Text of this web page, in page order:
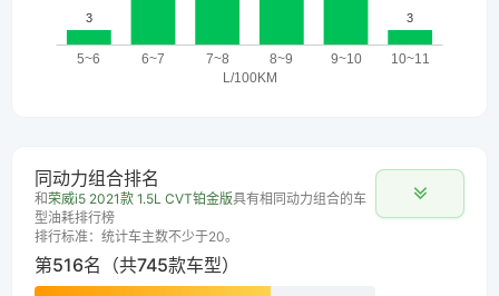
同动力组合排名
和荣威i5 2021款 1.5L CVT铂金版具有相同动力组合的车
型油耗排行榜
排行标准：统计车主数不少于20。
第516名（共745款车型）